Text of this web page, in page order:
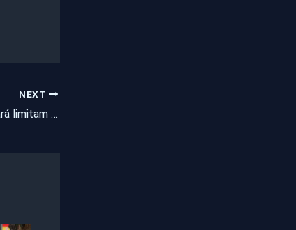
NEXT
Supermercados no Ceará limitam número de clientes no interior do estabelecimento